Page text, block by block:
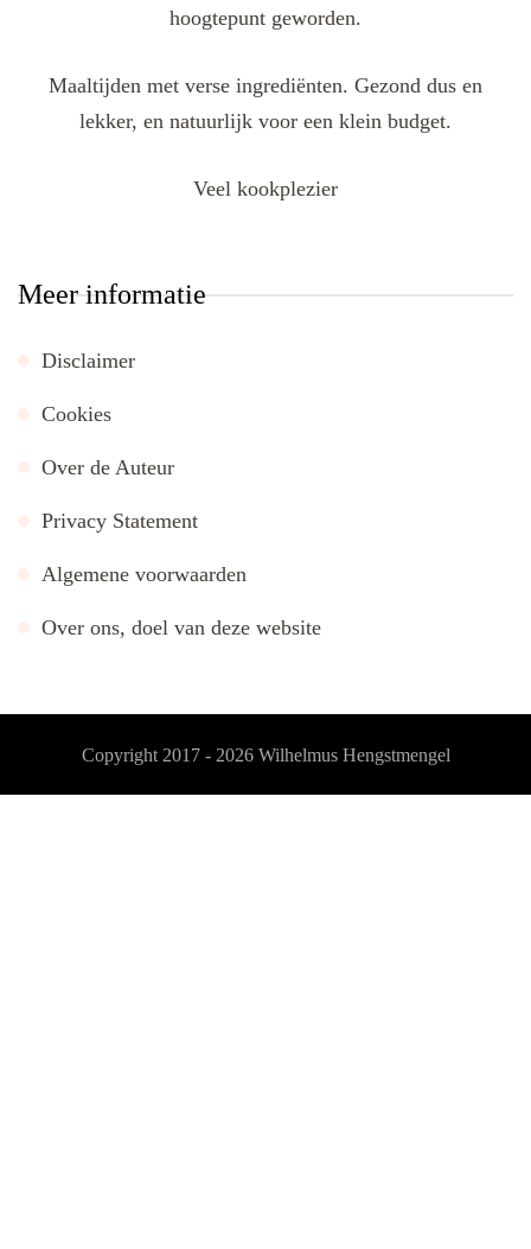
hoogtepunt geworden.
Maaltijden met verse ingrediënten. Gezond dus en
lekker, en natuurlijk voor een klein budget.
Veel kookplezier
Meer informatie
Disclaimer
Cookies
Over de Auteur
Privacy Statement
Algemene voorwaarden
Over ons, doel van deze website
Copyright 2017 - 2026 Wilhelmus Hengstmengel